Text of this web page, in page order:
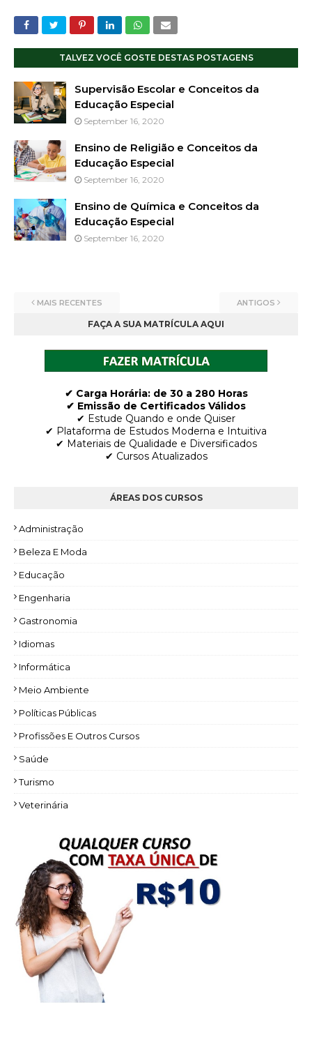
TALVEZ VOCÊ GOSTE DESTAS POSTAGENS
Supervisão Escolar e Conceitos da
Educação Especial
September 16, 2020
Ensino de Religião e Conceitos da
Educação Especial
September 16, 2020
Ensino de Química e Conceitos da
Educação Especial
September 16, 2020
MAIS RECENTES ANTIGOS
FAÇA A SUA MATRÍCULA AQUI
✔ Carga Horária: de 30 a 280 Horas
✔ Emissão de Certificados Válidos
✔ Estude Quando e onde Quiser
✔ Plataforma de Estudos Moderna e Intuitiva
✔ Materiais de Qualidade e Diversificados
✔ Cursos Atualizados
ÁREAS DOS CURSOS
Administração
Beleza E Moda
Educação
Engenharia
Gastronomia
Idiomas
Informática
Meio Ambiente
Políticas Públicas
Profissões E Outros Cursos
Saúde
Turismo
Veterinária